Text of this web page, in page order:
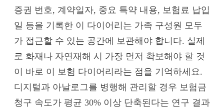
증권 번호, 계약일자, 중요 특약 내용, 보험료 납입
일 등을 기록한 이 다이어리는 가족 구성원 모두
가 접근할 수 있는 공간에 보관해야 합니다. 실제
로 화재나 자연재해 시 가장 먼저 확보해야 할 것
이 바로 이 보험 다이어리라는 점을 기억하세요.
디지털과 아날로그를 병행해 관리할 경우 보험금
청구 속도가 평균 30% 이상 단축된다는 연구 결과